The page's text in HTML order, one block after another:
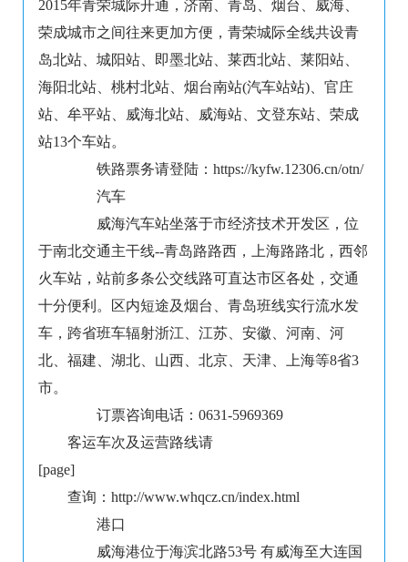
2015年青荣城际开通，济南、青岛、烟台、威海、
荣成城市之间往来更加方便，青荣城际全线共设青
岛北站、城阳站、即墨北站、莱西北站、莱阳站、
海阳北站、桃村北站、烟台南站(汽车站站)、官庄
站、牟平站、威海北站、威海站、文登东站、荣成
站13个车站。
铁路票务请登陆：https://kyfw.12306.cn/otn/
汽车
威海汽车站坐落于市经济技术开发区，位
于南北交通主干线--青岛路路西，上海路路北，西邻
火车站，站前多条公交线路可直达市区各处，交通
十分便利。区内短途及烟台、青岛班线实行流水发
车，跨省班车辐射浙江、江苏、安徽、河南、河
北、福建、湖北、山西、北京、天津、上海等8省3
市。
订票咨询电话：0631-5969369
客运车次及运营路线请
[page]
查询：http://www.whqcz.cn/index.html
港口
威海港位于海滨北路53号 有威海至大连国